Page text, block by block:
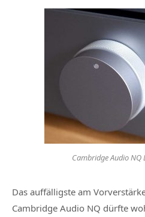
Cambridge Audio NQ
Das auffälligste am
Cambridge Audio NQ dürfte